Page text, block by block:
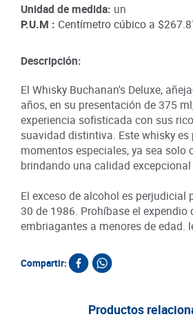
Unidad de medida: un
P.U.M : Centímetro cúbico a
Descripción:
El Whisky Buchanan's Deluxe,
años, en su presentación de 375
experiencia sofisticada con sus
suavidad distintiva. Este whisky es
momentos especiales, ya sea solo
brindando una calidad
El exceso de alcohol es perjudicial
30 de 1986. Prohíbase el expendio
embriagantes a menores de edad.
Compartir:
Productos